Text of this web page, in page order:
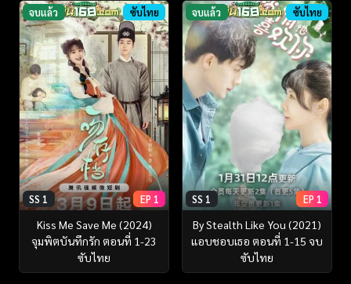
จบแล้ว ซับไทย
SS 1 EP 1
Kiss Me Save Me (2024)
จุมพิตบันทึกรัก ตอนที่ 1-23
ซับไทย
จบแล้ว ซับไทย
SS 1 EP 1
By Stealth Like You (2021)
แอบชอบเธอ ตอนที่ 1-15 จบ
ซับไทย